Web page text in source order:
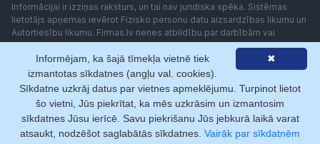
Informācijai ir izziņas raksturs, un tai nav juridiska spēka. Sistēmas
lietotājs apņemas ievērot Fizisko personu datu aizsardzības likumu un
Autortiesību likumu. Firmas.lv nenes atbildību par darbībām vai
lēmumiem, kas balstīti uz saņemto pakalpojumu. Lietotājam aizliegts
izmantot jebkādas automatizētas sistēmas vai iekārtas (robotus)
piekļuvei sistēmai bez rakstiskas saskaņošanas ar Firmas.lv. Galvenā
redaktore: Ingūna Pempere.
Lietošanas noteikumi
Privātuma politika Norēķini ar
✖
Informējam, ka šajā tīmekļa vietnē tiek
izmantotas sīkdatnes (angļu val. cookies).
Sīkdatne uzkrāj datus par vietnes apmeklējumu. Turpinot lietot
šo vietni, Jūs piekrītat, ka mēs uzkrāsim un izmantosim
sīkdatnes Jūsu ierīcē. Savu piekrišanu Jūs jebkurā laikā varat
atsaukt, nodzēšot saglabātās sīkdatnes. Vairāk par sīkdatnēm